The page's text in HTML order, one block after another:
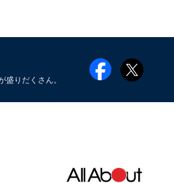
りだくさん。